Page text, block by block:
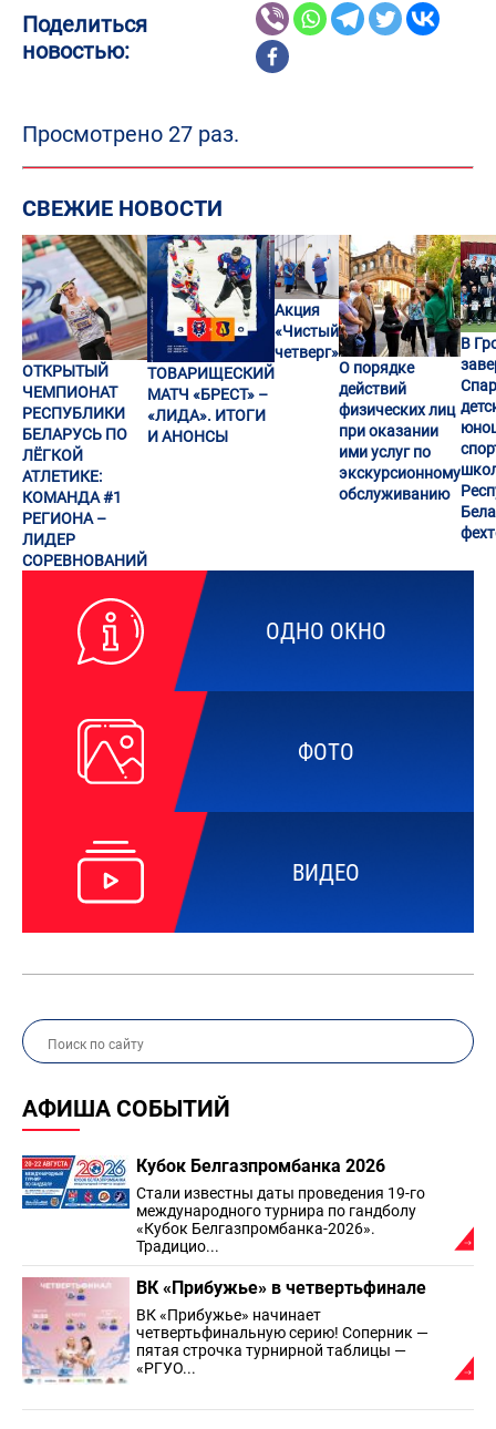
ОДНО ОКНО
ФОТО
ВИДЕО
АФИША СОБЫТИЙ
Кубок Белгазпромбанка 2026
Стали известны даты проведения 19-го
международного турнира по гандболу
«Кубок Белгазпромбанка-2026».
Традицио...
ВК «Прибужье» в четвертьфинале
ВК «Прибужье» начинает
четвертьфинальную серию! Соперник —
пятая строчка турнирной таблицы —
«РГУО...
Поделиться
новостью:
Просмотрено 27 раз.
СВЕЖИЕ НОВОСТИ
ОТКРЫТЫЙ
ЧЕМПИОНАТ
РЕСПУБЛИКИ
БЕЛАРУСЬ ПО
ЛЁГКОЙ
АТЛЕТИКЕ:
КОМАНДА #1
РЕГИОНА –
ЛИДЕР
СОРЕВНОВАНИЙ
ТОВАРИЩЕСКИЙ
МАТЧ «БРЕСТ» –
«ЛИДА». ИТОГИ
И АНОНСЫ
Акция
«Чистый
четверг»
О порядке
действий
физических лиц
при оказании
ими услуг по
экскурсионному
обслуживанию
В